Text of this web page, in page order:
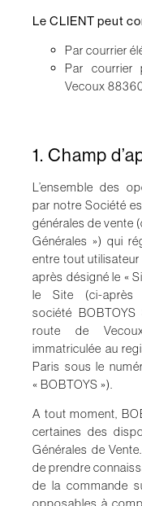
Le CLIENT peut
Par courrier
Par courrier
Vecoux
1. Champ
L’ensemble des
par notre Société
générales de vente
Générales ») qui
entre tout
après désigné le «
le Site (ci-
société BOBTOYS
route de
immatriculée au
Paris sous le
« BOBTOYS »).
A tout moment,
certaines des
Générales de
de prendre
de la commande